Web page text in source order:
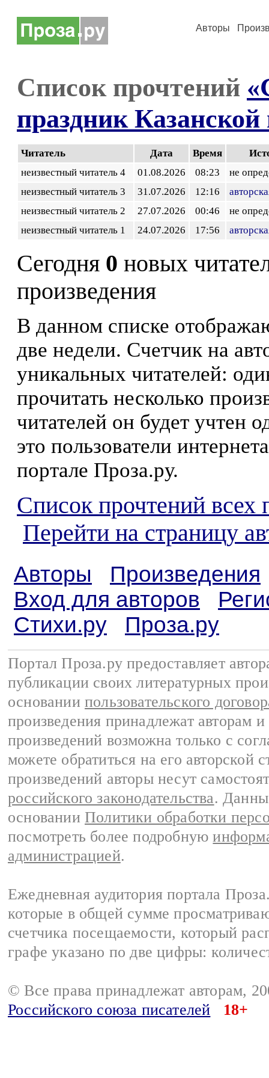
Авторы
Список прочтений
праздник
Читатель Дата Время
неизвестный читатель 4
01.08.2026 08:23
не
неизвестный читатель 3
31.07.2026 12:16
неизвестный читатель 2
27.07.2026 00:46
не
неизвестный читатель 1
24.07.2026 17:56
Сегодня 0 новых
произведения
В данном списке
две недели. Счетчик на
уникальных читателей:
прочитать несколько
читателей он будет учтен
это пользователи
портале Проза.ру.
Список прочтений всех
Перейти на страницу
Авторы
Произведения
Вход для авторов
Стихи.ру
Проза.ру
Портал Проза.ру предоставляет
публикации своих литературных
основании пользовательского
произведения принадлежат авторам
произведений возможна только с
можете обратиться на его авторской
произведений авторы несут
российского законодательства.
основании Политики обработки
посмотреть более подробную
администрацией.
Ежедневная аудитория портала
которые в общей сумме
счетчика посещаемости, который
графе указано по две цифры:
© Все права принадлежат авторам,
Российского союза писателей
18+